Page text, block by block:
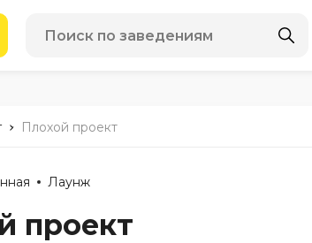
- Плохой проект
Лаунж
проект